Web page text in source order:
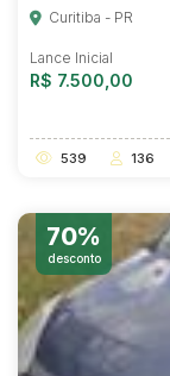
Curitiba - PR
Lance Inicial
R$ 7.500,00
539 136
70%
desconto